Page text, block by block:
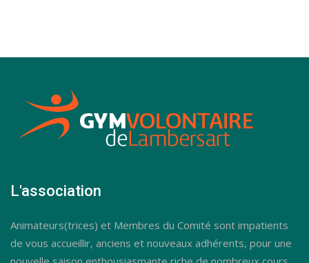
L'association
Animateurs(trices) et Membres du Comité sont impatients
de vous accueillir, anciens et nouveaux adhérents, pour une